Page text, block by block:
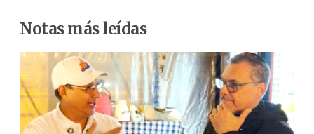
Notas más leídas